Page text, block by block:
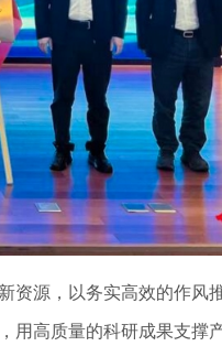
源，以务实高效的作风
高质量的科研成果支撑